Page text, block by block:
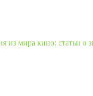
мира кино: статьи о